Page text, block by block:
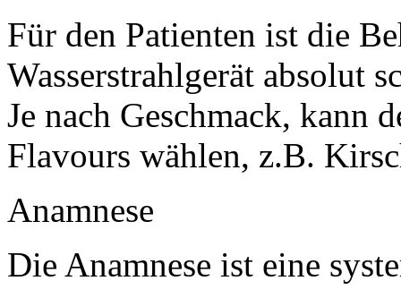
Für den Patienten ist die
Wasserstrahlgerät absolut
Je nach Geschmack, kann
Flavours wählen, z.B.
Anamnese
Die Anamnese ist eine